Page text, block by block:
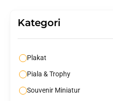
Kategori
Plakat
Piala & Trophy
Souvenir Miniatur